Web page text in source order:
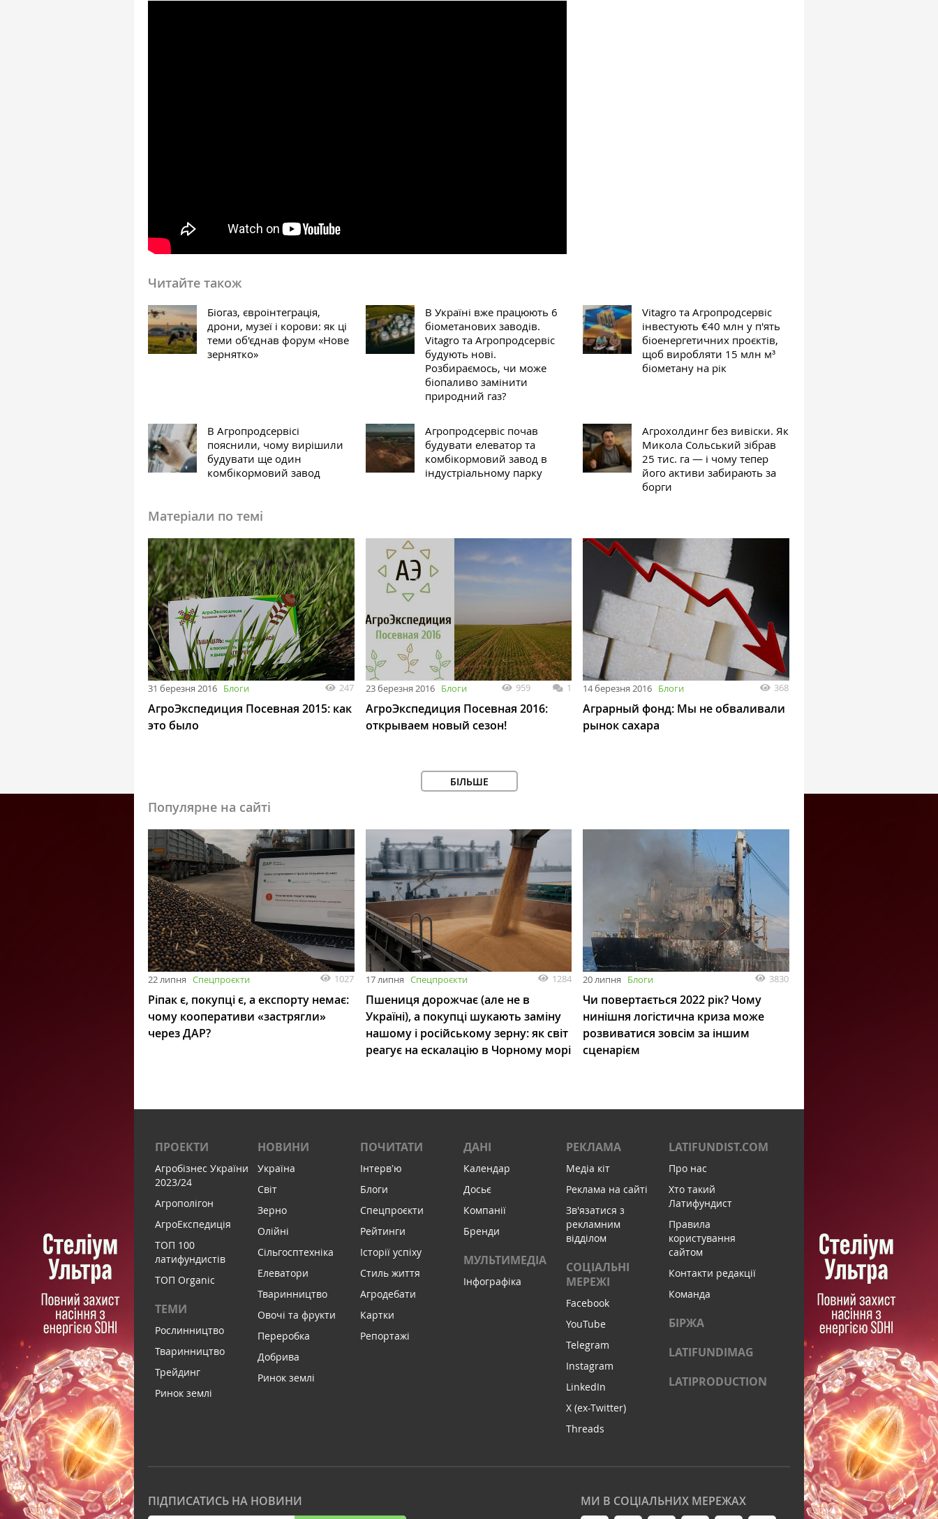
Читайте також
Біогаз, євроінтеграція,
дрони, музеї і корови: як ці
теми об'єднав форум «Нове
зернятко»
В Україні вже працюють 6
біометанових заводів.
Vitagro та Агропродсервіс
будують нові.
Розбираємось, чи може
біопаливо замінити
природний газ?
Vitagro та Агропродсервіс
інвестують €40 млн у п'ять
біоенергетичних проєктів,
щоб виробляти 15 млн м³
біометану на рік
В Агропродсервісі
пояснили, чому вирішили
будувати ще один
комбікормовий завод
Агропродсервіс почав
будувати елеватор та
комбікормовий завод в
індустріальному парку
Агрохолдинг без вивіски. Як
Микола Сольський зібрав
25 тис. га — і чому тепер
його активи забирають за
борги
Матеріали по темі
31 березня 2016 Блоги 247
АгроЭкспедиция Посевная 2015: как
это было
23 березня 2016 Блоги 959 1
АгроЭкспедиция Посевная 2016:
открываем новый сезон!
14 березня 2016 Блоги 368
Аграрный фонд: Мы не обваливали
рынок сахара
БІЛЬШЕ
Популярне на сайті
22 липня Спецпроєкти 1027
Ріпак є, покупці є, а експорту немає:
чому кооперативи «застрягли»
через ДАР?
17 липня Спецпроєкти 1284
Пшениця дорожчає (але не в
Україні), а покупці шукають заміну
нашому і російському зерну: як світ
реагує на ескалацію в Чорному морі
20 липня Блоги 3830
Чи повертається 2022 рік? Чому
нинішня логістична криза може
розвиватися зовсім за іншим
сценарієм
ПРОЕКТИ
Агробізнес України
2023/24
Агрополігон
АгроЕкспедиція
ТОП 100
латифундистів
ТОП Organic
ТЕМИ
Рослинництво
Тваринництво
Трейдинг
Ринок землі
НОВИНИ
Україна
Світ
Зерно
Олійні
Сільгосптехніка
Елеватори
Тваринництво
Овочі та фрукти
Переробка
Добрива
Ринок землі
ПОЧИТАТИ
Інтервʼю
Блоги
Спецпроєкти
Рейтинги
Історії успіху
Стиль життя
Агродебати
Картки
Репортажі
ДАНІ
Календар
Досьє
Компанії
Бренди
МУЛЬТИМЕДІА
Інфографіка
РЕКЛАМА
Медіа кіт
Реклама на сайті
Зв'язатися з
рекламним
відділом
СОЦІАЛЬНІ
МЕРЕЖІ
Facebook
YouTube
Telegram
Instagram
LinkedIn
X (ex-Twitter)
Threads
LATIFUNDIST.COM
Про нас
Хто такий
Латифундист
Правила
користування
сайтом
Контакти редакції
Команда
БІРЖА
LATIFUNDIMAG
LATIPRODUCTION
ПІДПИСАТИСЬ НА НОВИНИ МИ В СОЦІАЛЬНИХ МЕРЕЖАХ